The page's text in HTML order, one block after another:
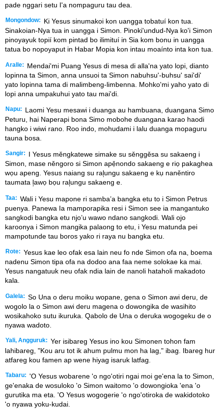
pade nggari setu I'a nompaguru tau dea.
Mongondow:
Ki Yesus sinumakoi kon uangga tobatuí kon tua.
Sinakoian-Nya tua in uangga i Simon. Pinoki'undud-Nya ko'i Simon
pinoyayuk topií kom pintad bo ilimituí in Sia kom bonu in uangga
tatua bo nopoyaput in Habar Mopia kon intau moaínto inta kon tua.
Aralle:
Mendai'mi Puang Yesus di mesa di alla'na yato lopi, dianto
lopinna ta Simon, anna unsuoi ta Simon nabuhsu'-buhsu' sai'di'
yato lopinna tama di malimbeng-limbenna. Mohko'mi yaho yato di
lopi anna umpakuhui yato tau mai'di.
Napu:
Laomi Yesu mesawi i duanga au hambuana, duangana Simo
Peturu, hai Naperapi bona Simo mobohe duangana karao haodi
hangko i wiwi rano. Roo indo, mohudami i lalu duanga mopaguru
tauna bosa.
Sangir:
I Yesus měngkatewe simake su sěnggěsa su sakaeng i
Simon, mase něngoro si Simon apẹ̌nondo sakaeng e riọ pakaghea
wọu apeng. Yesus naiang su ral᷊ungu sakaeng e kụ naněntiro
taumata l᷊awọ bọu ral᷊ungu sakaeng e.
Taa: Wali i Yesu mapone ri samba’a bangka etu to i Simon Petrus
puenya. Panewa Ia mamporapika resi i Simon see ia mangantuko
sangkodi bangka etu njo’u wawo ndano sangkodi. Wali ojo
karoonya i Simon mangika palaong to etu, i Yesu matunda pei
mampotunde tau boros yako ri raya nu bangka etu.
Rote: Yesus kae leo ofak esa lain neu fo nde Simon ofa na, boema
nadenu Simon tipa ofa na dodoo ana faa neme solokae ka mai.
Yesus nangatuuk neu ofak ndia lain de nanoli hataholi makadoto
kala.
Galela: So Una o deru moiku wopane, gena o Simon awi deru, de
wogolo la o Simon awi deru magena o dowongika de wasihito
wosikahoko sutu ikuruka. Qabolo de Una o deruka wogogeku de o
nyawa wadoto.
Yali, Angguruk: Yer isibareg Yesus ino kou Simonen tohon fam
lahibareg, "Kou aru tot ik ahum pulmu mon ha lag," ibag. Ibareg hur
atfareg kou famen ap wene hiyag isaruk latfag.
Tabaru: 'O Yesus wobarene 'o ngo'otiri ngai moi ge'ena la to Simon,
ge'enaka de wosuloko 'o Simon waitomo 'o dowongioka 'ena 'o
gurutika ma eta. 'O Yesus wogogerie 'o ngo'otiroka de wakidotoko
'o nyawa yoku-kudai.